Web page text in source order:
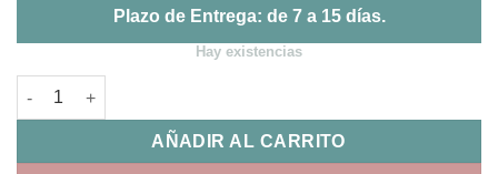
Plazo de Entrega: de 7 a 15 días.
Hay existencias
Cortina Parasol Coche Peces XL Jane cantidad
AÑADIR AL CARRITO